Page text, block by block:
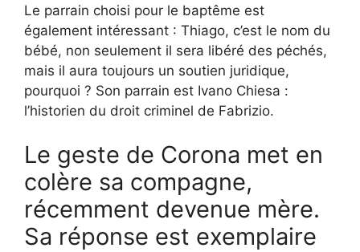
Le parrain choisi pour le baptême est
également intéressant : Thiago, c’est le nom du
bébé, non seulement il sera libéré des péchés,
mais il aura toujours un soutien juridique,
pourquoi ? Son parrain est Ivano Chiesa :
l’historien du droit criminel de Fabrizio.
Le geste de Corona met en
colère sa compagne,
récemment devenue mère.
Sa réponse est exemplaire